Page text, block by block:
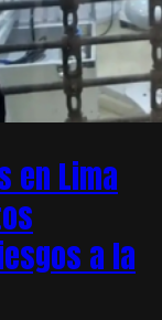
en Lima
a la